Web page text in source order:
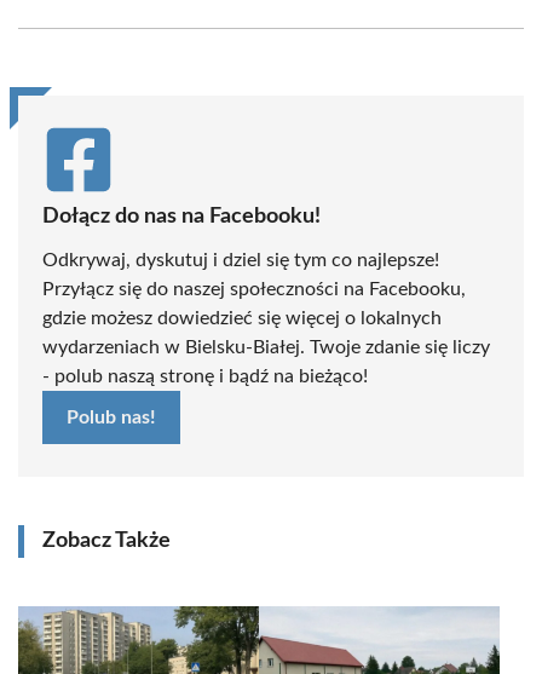
(Twitter)
Dołącz do nas na Facebooku!
Odkrywaj, dyskutuj i dziel się tym co najlepsze!
Przyłącz się do naszej społeczności na Facebooku,
gdzie możesz dowiedzieć się więcej o lokalnych
wydarzeniach w Bielsku-Białej. Twoje zdanie się liczy
- polub naszą stronę i bądź na bieżąco!
Polub nas!
Zobacz Także